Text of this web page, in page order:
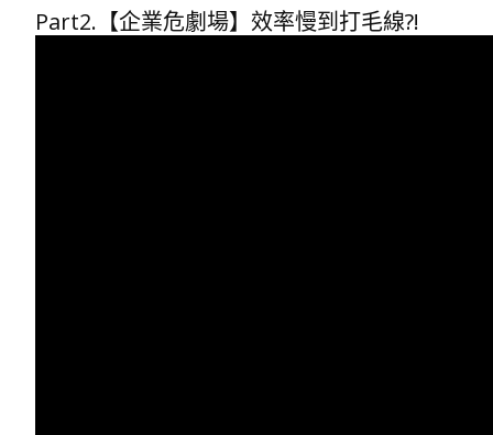
Part2.【企業危劇場】效率慢到打毛線?!